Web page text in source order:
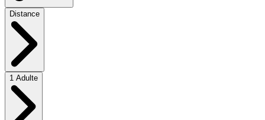
Distance
1 Adulte